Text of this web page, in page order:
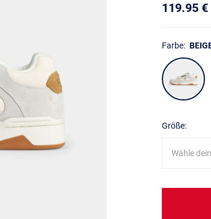
119.95 €
Farbe:
Größe:
Wähle